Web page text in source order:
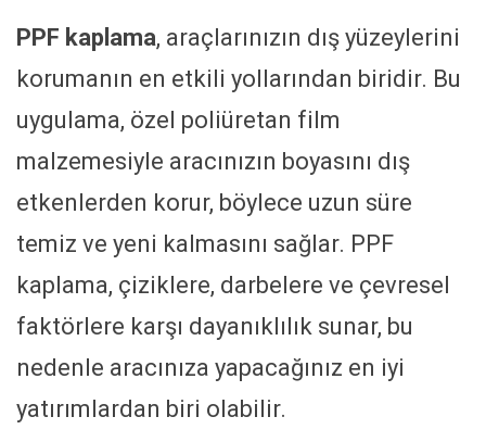
PPF kaplama, araçlarınızın dış yüzeylerini
korumanın en etkili yollarından biridir. Bu
uygulama, özel poliüretan film
malzemesiyle aracınızın boyasını dış
etkenlerden korur, böylece uzun süre
temiz ve yeni kalmasını sağlar. PPF
kaplama, çiziklere, darbelere ve çevresel
faktörlere karşı dayanıklılık sunar, bu
nedenle aracınıza yapacağınız en iyi
yatırımlardan biri olabilir.